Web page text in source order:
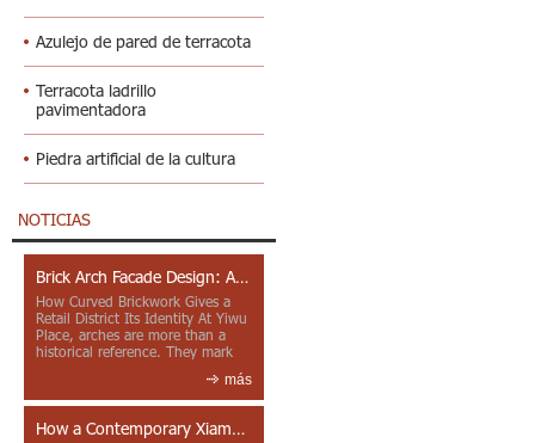
Azulejo de pared de terracota
Terracota ladrillo
pavimentadora
Piedra artificial de la cultura
NOTICIAS
Brick Arch Facade Design: A Closer Look at Yiwu Place
How Curved Brickwork Gives a
Retail District Its Identity At Yiwu
Place, arches are more than a
historical reference. They mark
más
How a Contemporary Xiamen Project Reframes Minnan Red Brick